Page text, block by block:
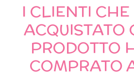
I CLIENTI
ACQUISTATO
PRODOTTO
COMPRATO